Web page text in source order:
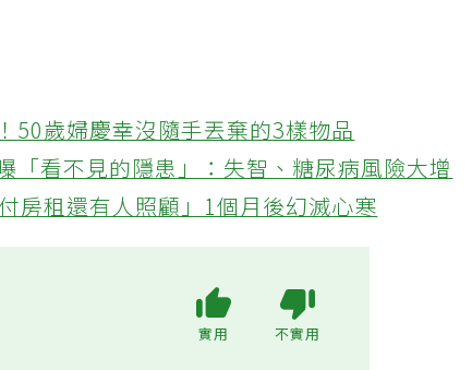
50歲婦慶幸沒隨手丟棄的3樣物品
看不見的隱患」：失智、糖尿病風險大增
房租還有人照顧」1個月後幻滅心寒